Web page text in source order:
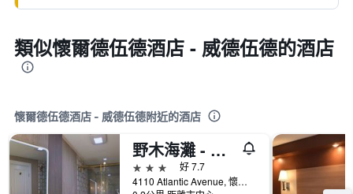
類似懷爾德伍德酒店 - 威德伍德的酒店
懷爾德伍德酒店 - 威德伍德附近的酒店
野木海灘 - 威德伍德
3星級
好 7.7
4110 Atlantic Avenue, 懷爾德伍德（新澤西州）, NJ, 美國